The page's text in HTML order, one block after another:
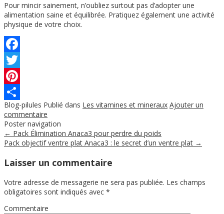
Pour mincir sainement, n’oubliez surtout pas d’adopter une
alimentation saine et équilibrée. Pratiquez également une activité
physique de votre choix.
Facebook
Twitter
Pinterest
Partager
Blog-pilules Publié dans Les vitamines et mineraux Ajouter un
commentaire
Poster navigation
← Pack Élimination Anaca3 pour perdre du poids
Pack objectif ventre plat Anaca3 : le secret d’un ventre plat →
Laisser un commentaire
Votre adresse de messagerie ne sera pas publiée. Les champs
obligatoires sont indiqués avec *
Commentaire